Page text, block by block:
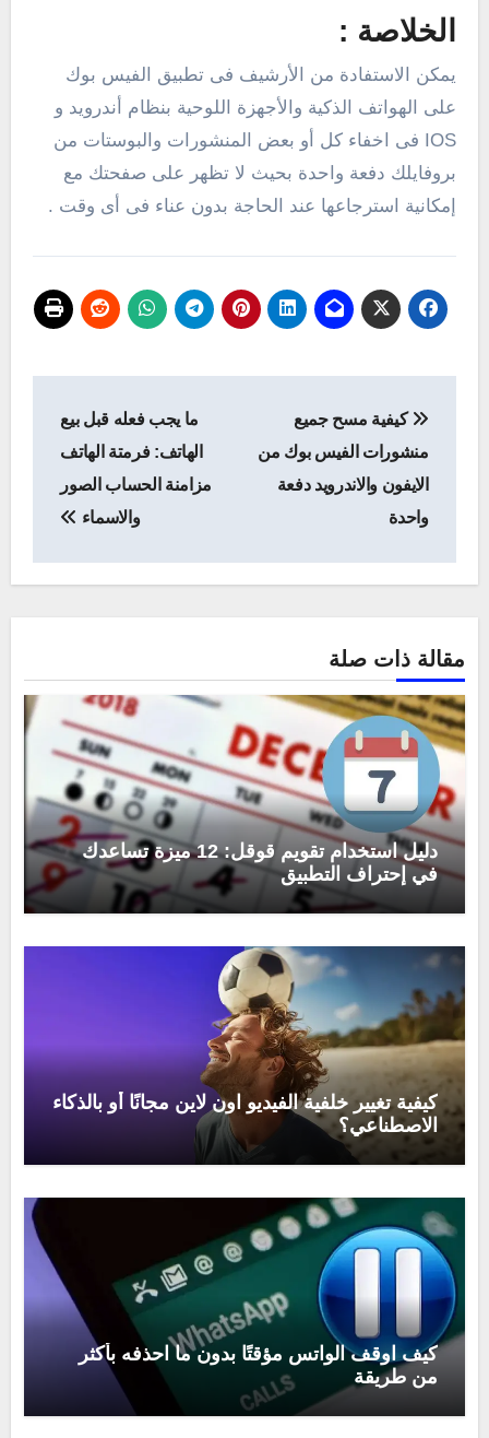
الخلاصة :
يمكن الاستفادة من الأرشيف فى تطبيق الفيس بوك
على الهواتف الذكية والأجهزة اللوحية بنظام أندرويد و
IOS فى اخفاء كل أو بعض المنشورات والبوستات من
بروفايلك دفعة واحدة بحيث لا تظهر على صفحتك مع
إمكانية استرجاعها عند الحاجة بدون عناء فى أى وقت .
المقالات
كيفية مسح جميع
منشورات الفيس بوك من
الايفون والاندرويد دفعة
واحدة
ما يجب فعله قبل بيع
الهاتف: فرمتة الهاتف
مزامنة الحساب الصور
والاسماء
مقالة ذات صلة
دليل استخدام تقويم قوقل: 12 ميزة تساعدك
في إحتراف التطبيق
كيفية تغيير خلفية الفيديو اون لاين مجانًا أو بالذكاء
الاصطناعي؟
كيف اوقف الواتس مؤقتًا بدون ما احذفه بأكثر
من طريقة